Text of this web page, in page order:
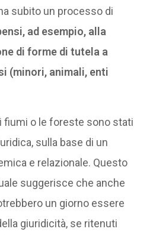
subito un processo di
ad esempio, alla
di forme di tutela a
(minori, animali, enti
fiumi o le foreste sono stati
sulla base di un
e relazionale. Questo
suggerisce che anche
un giorno essere
giuridicità, se ritenuti